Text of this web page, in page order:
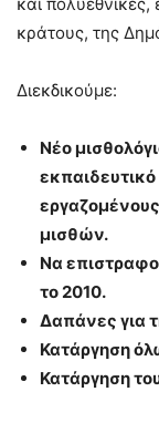
κράτους, της
Διεκδικούμε:
Νέο
εκπαιδευτικό
μισθών.
Να
το 2010.
Δαπάνες για
Κατάργηση
Κατάργηση